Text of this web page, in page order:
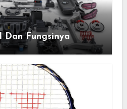
Dan Fungsinya